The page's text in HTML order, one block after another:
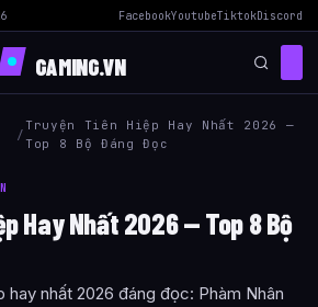
FacebookYoutubeTiktokDiscord
GAMING.VN
/
Truyện Tiên Hiệp Hay Nhất 2026 —
Top 8 Bộ Đáng Đọc
Hay Nhất 2026 — Top 8 Bộ
hay nhất 2026 đáng đọc: Phàm Nhân